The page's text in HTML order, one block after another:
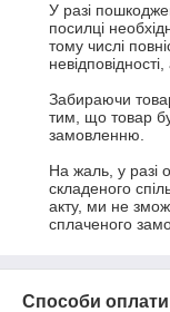
У разі
посилці
тому числі
Забираючи
тим, що товар
замовленню.
На жаль, у разі
складеного
акту, ми не
сплаченого
Способи оплати